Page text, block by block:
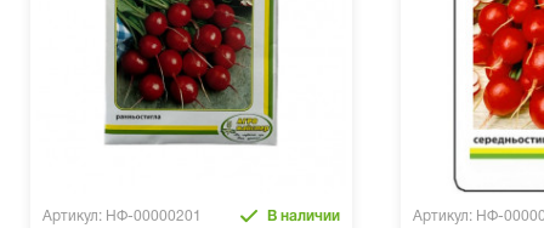
Артикул: НФ-00000201 В наличии Артикул: НФ-